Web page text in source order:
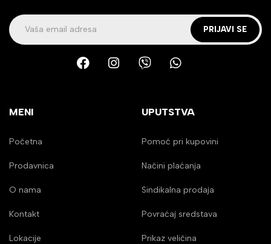
PRIJAVI SE
MENI
Početna
Prodavnica
O nama
Kontakt
Lokacije
UPUTSTVA
Pomoć pri kupovini
Načini plaćanja
Sindikalna prodaja
Povraćaj sredstava
Prikaz veličina